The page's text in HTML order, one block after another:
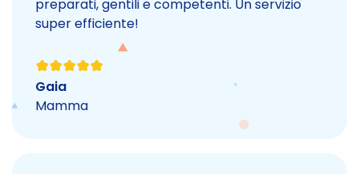
preparati, gentili e competenti. Un servizio
super efficiente!
Gaia
Mamma